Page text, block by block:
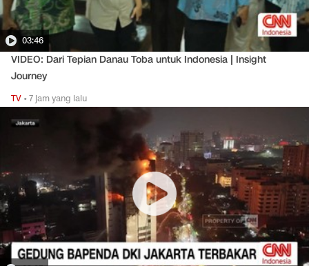
03:46
VIDEO: Dari Tepian Danau Toba untuk Indonesia | Insight
Journey
TV •7 jam yang lalu